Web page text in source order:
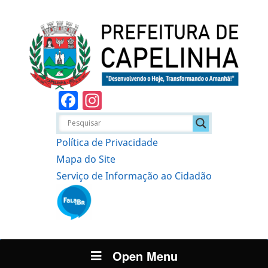
Facebook
Política de Privacidade
Mapa do Site
Serviço de Informação ao Cidadão
Open Menu